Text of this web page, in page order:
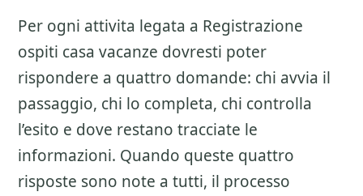
Per ogni attivita legata a Registrazione
ospiti casa vacanze dovresti poter
rispondere a quattro domande: chi avvia il
passaggio, chi lo completa, chi controlla
l’esito e dove restano tracciate le
informazioni. Quando queste quattro
risposte sono note a tutti, il processo